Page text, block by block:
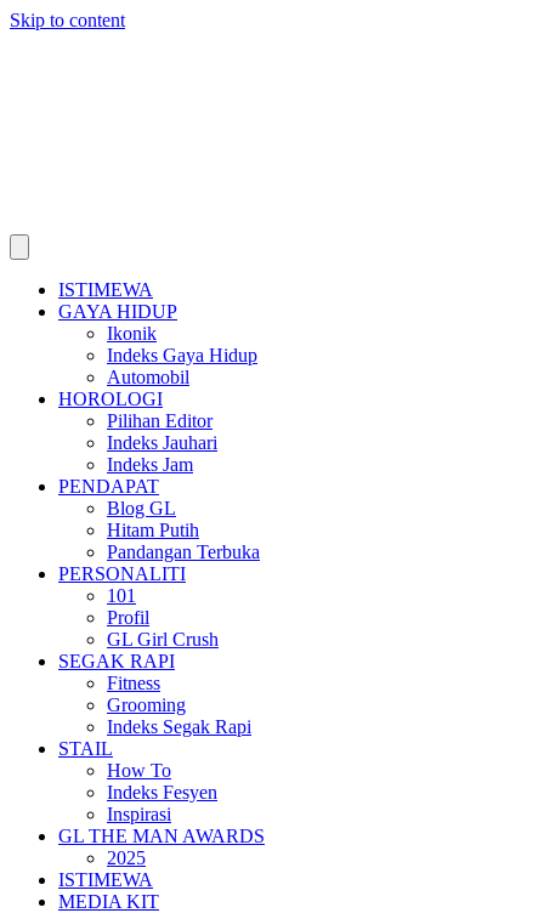
Skip to content
ISTIMEWA
GAYA HIDUP
Ikonik
Indeks Gaya Hidup
Automobil
HOROLOGI
Pilihan Editor
Indeks Jauhari
Indeks Jam
PENDAPAT
Blog GL
Hitam Putih
Pandangan Terbuka
PERSONALITI
101
Profil
GL Girl Crush
SEGAK RAPI
Fitness
Grooming
Indeks Segak Rapi
STAIL
How To
Indeks Fesyen
Inspirasi
GL THE MAN AWARDS
2025
ISTIMEWA
MEDIA KIT